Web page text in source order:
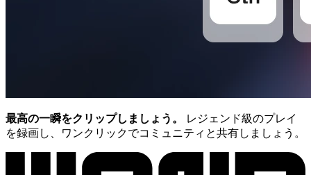
最高の一瞬をクリップしましょう。
レジェンド級のプレイ
を録画し、ワンクリックでコミュニティと共有しましょう。